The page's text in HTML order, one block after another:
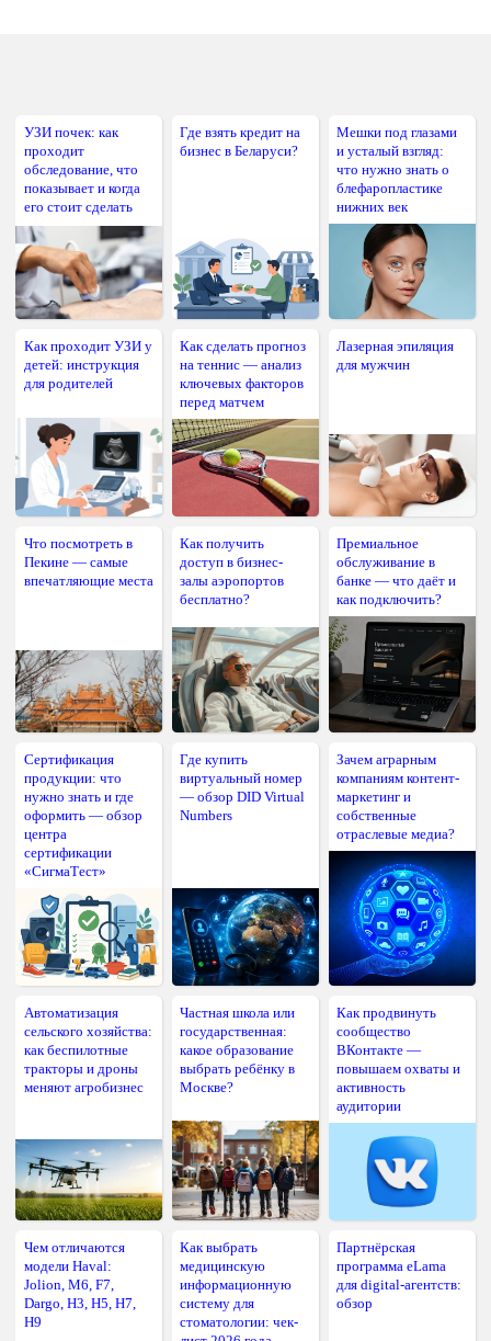
УЗИ почек: как
проходит
обследование, что
показывает и когда
его стоит сделать
Где взять кредит на
бизнес в Беларуси?
Мешки под глазами
и усталый взгляд:
что нужно знать о
блефаропластике
нижних век
Как проходит УЗИ у
детей: инструкция
для родителей
Как сделать прогноз
на теннис — анализ
ключевых факторов
перед матчем
Лазерная эпиляция
для мужчин
Что посмотреть в
Пекине — самые
впечатляющие места
Как получить
доступ в бизнес-
залы аэропортов
бесплатно?
Премиальное
обслуживание в
банке — что даёт и
как подключить?
Сертификация
продукции: что
нужно знать и где
оформить — обзор
центра
сертификации
«СигмаТест»
Где купить
виртуальный номер
— обзор DID Virtual
Numbers
Зачем аграрным
компаниям контент-
маркетинг и
собственные
отраслевые медиа?
Автоматизация
сельского хозяйства:
как беспилотные
тракторы и дроны
меняют агробизнес
Частная школа или
государственная:
какое образование
выбрать ребёнку в
Москве?
Как продвинуть
сообщество
ВКонтакте —
повышаем охваты и
активность
аудитории
Чем отличаются
модели Haval:
Jolion, M6, F7,
Dargo, H3, H5, H7,
H9
Как выбрать
медицинскую
информационную
систему для
стоматологии: чек-
Партнёрская
программа eLama
для digital-агентств:
обзор